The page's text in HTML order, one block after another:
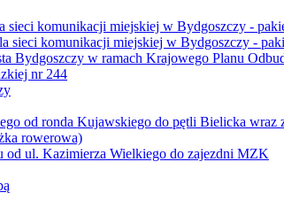
sieci komunikacji miejskiej w Bydgoszczy -
sieci komunikacji miejskiej w Bydgoszczy -
Bydgoszczy w ramach Krajowego Planu
nr 244
od ronda Kujawskiego do pętli Bielicka wraz
rowerowa)
od ul. Kazimierza Wielkiego do zajezdni MZK